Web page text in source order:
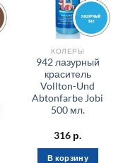
КОЛЕРЫ
942 лазурный
краситель
Vollton-Und
Abtonfarbe Jobi
500 мл.
316 р.
В корзину